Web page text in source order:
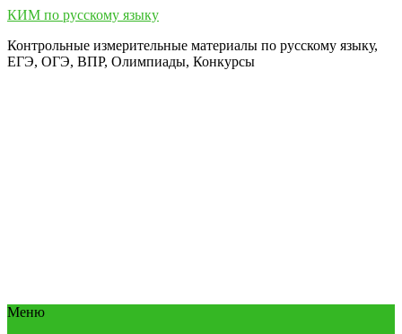
КИМ по русскому языку
Контрольные измерительные материалы по русскому языку,
ЕГЭ, ОГЭ, ВПР, Олимпиады, Конкурсы
Меню